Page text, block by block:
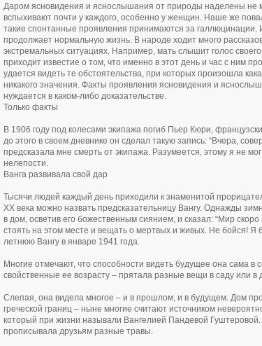
Даром ясновидения и яснослышания от природы наделены не
вспыхивают почти у каждого, особенно у женщин. Наше же
такие спонтанные проявления принимаются за галлюцинации.
продолжает нормальную жизнь. В народе ходит много
экстремальных ситуациях. Например, мать слышит голос
приходит известие о том, что именно в этот день и час с ним
удается видеть те обстоятельства, при которых произошла
никакого значения. Факты проявления ясновидения и
нуждается в каком-либо доказательстве.
Только факты
В 1906 году под колесами экипажа погиб Пьер Кюри,
до этого в своем дневнике он сделал такую запись: “Вчера,
предсказала мне смерть от экипажа. Разумеется, этому я не
нелепости.
Ванга развивала свой дар
Тысячи людей каждый день приходили к знаменитой
ХХ века можно назвать предсказательницу Вангу. Однажды
в дом, осветив его божественным сиянием, и сказал: “Мир
стоять на этом месте и вещать о мертвых и живых. Не бойся! Я
летнюю Вангу в январе 1941 года.
Многие отмечают, что способности видеть будущее она сама в
свойственные ее возрасту – прятала разные вещи в саду или в
Слепая, она видела многое – и в прошлом, и в будущем. Дом
греческой границ – ныне многие считают источником
который при жизни называли Вангелией Пандевой
прописывала друзьям разные травы.